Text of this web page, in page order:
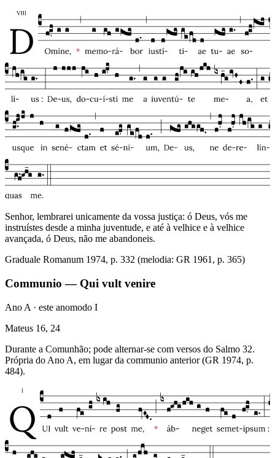
Senhor, lembrarei unicamente da vossa justiça: ó Deus, vós me
instruístes desde a minha juventude, e até à velhice e à velhice
avançada, ó Deus, não me abandoneis.
Graduale Romanum 1974, p. 332 (melodia: GR 1961, p. 365)
Communio — Qui vult venire
Ano A · este anomodo I
Mateus 16, 24
Durante a Comunhão; pode alternar-se com versos do Salmo 32.
Própria do Ano A, em lugar da communio anterior (GR 1974, p.
484).